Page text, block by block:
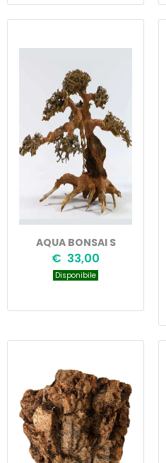
AQUA BONSAI S
€ 33,00
Disponibile